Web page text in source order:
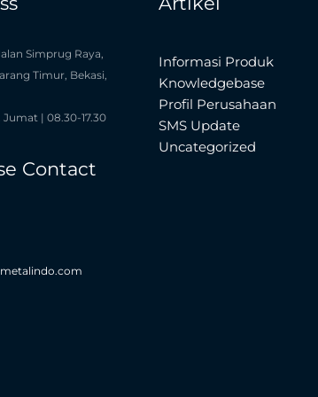
Simprug Raya,
Timur, Bekasi,
| 08.30-17.30
Contact
Informasi Produk
Knowledgebase
Profil Perusahaan
SMS Update
Uncategorized